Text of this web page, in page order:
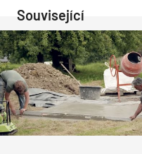
Související